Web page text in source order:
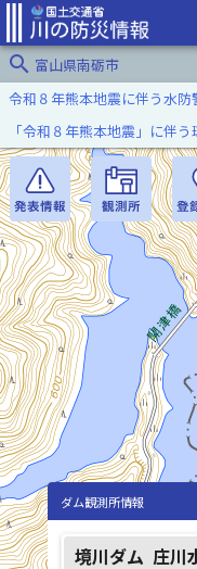
search 富山県南砺市
ダム観測所情報
境川ダム 庄川